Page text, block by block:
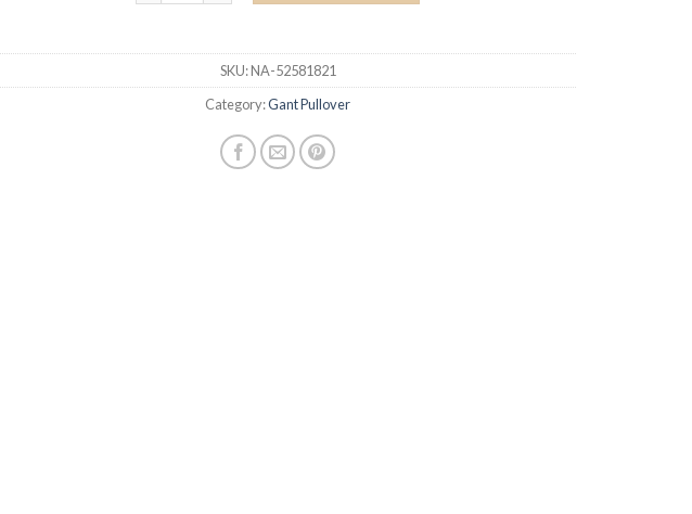
SKU:NA-52581821
Category:Gant Pullover